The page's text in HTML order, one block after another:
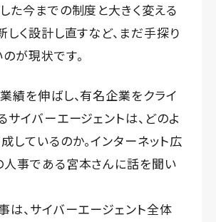
た今までの制度と大きく変える
しく設計し直すなど、まだ手探り
が現状です。
績を伸ばし、有名企業をクライ
サイバーエージェントは、どのよ
しているのか。インターネット広
事である宮本さんに話を聞い
は、サイバーエージェント全体